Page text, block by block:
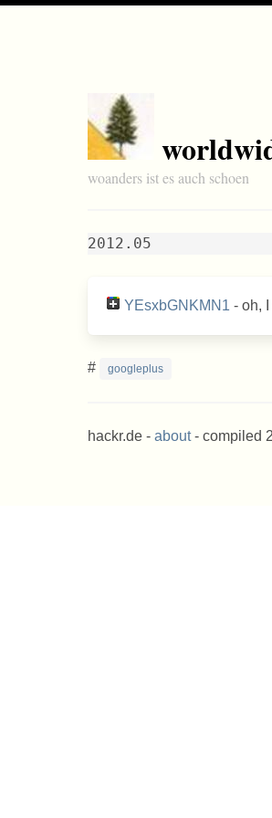
woanders ist es auch schoen
2012.05
YEsxbGNKMN1 - oh,
# googleplus
hackr.de - about- compiled